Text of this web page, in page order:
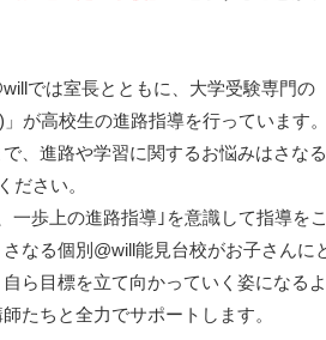
では室長とともに、大学受験専門の
」が高校生の進路指導を行っています
、進路や学習に関するお悩みはさなる
ださい。
一歩上の進路指導｣を意識して指導を
なる個別@will能見台校がお子さんに
ら目標を立て向かっていく姿になるよ
たちと全力でサポートします。